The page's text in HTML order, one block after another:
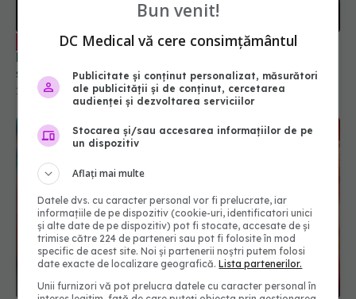
EXCLUSIV
Dr. Ciprian Cristescu: Ajung să facă leziuni pe col
și cancer
14 iun 2024, 12:03
Bun venit!
DC Medical vă cere consimțământul
Publicitate și conținut personalizat, măsurători
ale publicității și de conținut, cercetarea
audienței și dezvoltarea serviciilor
Stocarea și/sau accesarea informațiilor de pe
un dispozitiv
Aflați mai multe
Datele dvs. cu caracter personal vor fi prelucrate, iar
informațiile de pe dispozitiv (cookie-uri, identificatori unici
și alte date de pe dispozitiv) pot fi stocate, accesate de și
trimise către 224 de parteneri sau pot fi folosite în mod
specific de acest site. Noi și partenerii noștri putem folosi
date exacte de localizare geografică.Lista partenerilor.
Unii furnizori vă pot prelucra datele cu caracter personal în